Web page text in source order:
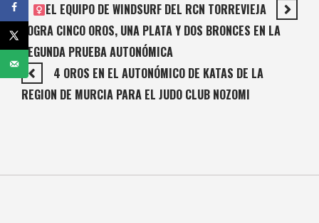
EL EQUIPO DE WINDSURF DEL RCN TORREVIEJA
LOGRA CINCO OROS, UNA PLATA Y DOS BRONCES EN LA
SEGUNDA PRUEBA AUTONÓMICA
4 OROS EN EL AUTONÓMICO DE KATAS DE LA
REGION DE MURCIA PARA EL JUDO CLUB NOZOMI